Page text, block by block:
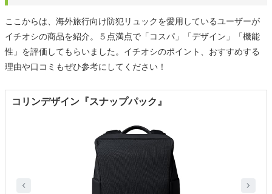
ここからは、海外旅行向け防犯リュックを愛用しているユーザーが
イチオシの商品を紹介。５点満点で「コスパ」「デザイン」「機能
性」を評価してもらいました。イチオシのポイント、おすすめする
理由や口コミもぜひ参考にしてください！
コリンデザイン『スナップパック』